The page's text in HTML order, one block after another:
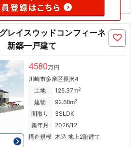
グレイスウッドコンフィーネ
新築一戸建て
4580万円
川崎市多摩区長沢4
土地
125.37m2
建物 92.68m2
間取り
3SLDK
築年月
2026/12
構造規模 木造 地上2階建て